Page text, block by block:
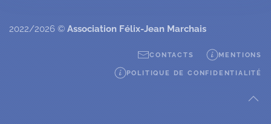
2022/2026 © Association Félix-Jean Marchais
CONTACTS MENTIONS
POLITIQUE DE CONFIDENTIALITÉ